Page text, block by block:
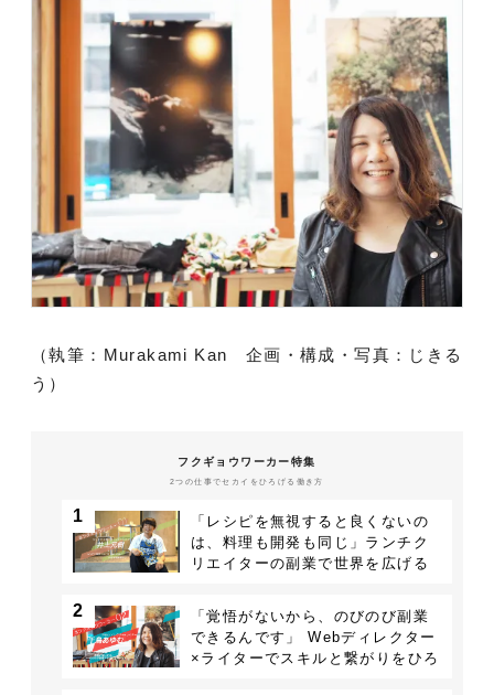
（執筆：Murakami Kan 企画・構成・写真：じきる
う）
フクギョウワーカー特集
2つの仕事でセカイをひろげる働き方
1
「レシピを無視すると良くないの
は、料理も開発も同じ」ランチク
リエイターの副業で世界を広げる
2
「覚悟がないから、のびのび副業
できるんです」 Webディレクター
×ライターでスキルと繋がりをひろ